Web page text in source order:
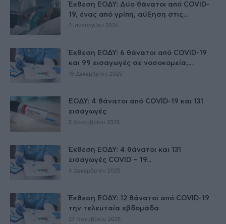
Έκθεση ΕΟΔΥ: Δύο θάνατοι από COVID-
19, ένας από γρίπη, αύξηση στις...
2 Ιανουαρίου 2026
Έκθεση ΕΟΔΥ: 6 θάνατοι από COVID-19
και 99 εισαγωγές σε νοσοκομεία,...
18 Δεκεμβρίου 2025
ΕΟΔΥ: 4 θάνατοι από COVID-19 και 131
εισαγωγές
5 Δεκεμβρίου 2025
Έκθεση ΕΟΔΥ: 4 θάνατοι και 131
εισαγωγές COVID – 19...
4 Δεκεμβρίου 2025
Έκθεση ΕΟΔΥ: 12 θάνατοι από COVID-19
την τελευταία εβδομάδα
27 Νοεμβρίου 2025